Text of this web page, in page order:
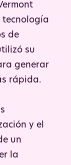
de
su
generar
rápida.
y el
un
la